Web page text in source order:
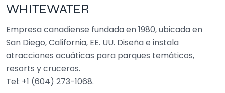
WHITEWATER
Empresa canadiense fundada en 1980, ubicada en
San Diego, California, EE. UU. Diseña e instala
atracciones acuáticas para parques temáticos,
resorts y cruceros.
Tel: +1 (604) 273-1068.